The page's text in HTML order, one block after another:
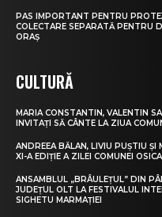
PAS IMPORTANT PENTRU
COLECTARE SEPARATĂ PENTRU
ORAȘ
CULTURĂ
MARIA CONSTANTIN, VALENTIN
INVITAȚI SĂ CÂNTE LA ZIUA
ANDREEA BĂLAN, LIVIU PUȘTIU ȘI
XI-A EDIȚIE A ZILEI COMUNEI
ANSAMBLUL „BRÂULEȚUL” DIN
JUDEȚUL OLT LA FESTIVALUL
SIGHETU MARMAȚIEI